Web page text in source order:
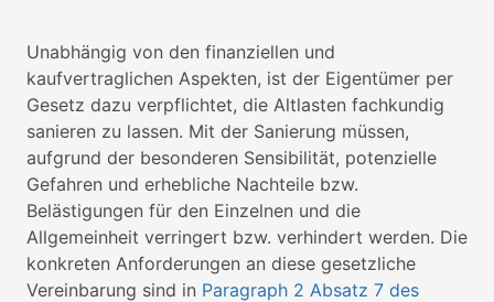
Unabhängig von den finanziellen und
kaufvertraglichen Aspekten, ist der Eigentümer per
Gesetz dazu verpflichtet, die Altlasten fachkundig
sanieren zu lassen. Mit der Sanierung müssen,
aufgrund der besonderen Sensibilität, potenzielle
Gefahren und erhebliche Nachteile bzw.
Belästigungen für den Einzelnen und die
Allgemeinheit verringert bzw. verhindert werden. Die
konkreten Anforderungen an diese gesetzliche
Vereinbarung sind in Paragraph 2 Absatz 7 des